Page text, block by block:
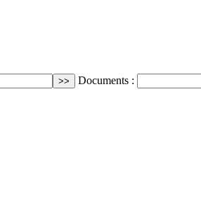
Documents :